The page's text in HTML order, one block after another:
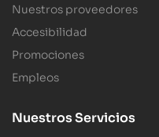
Nuestros proveedores
Accesibilidad
Promociones
Empleos
Nuestros Servicios